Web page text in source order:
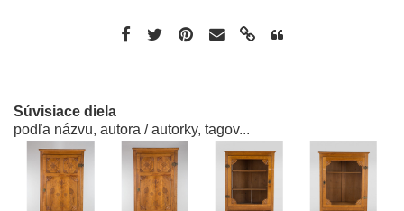
Súvisiace diela
podľa názvu, autora / autorky, tagov...